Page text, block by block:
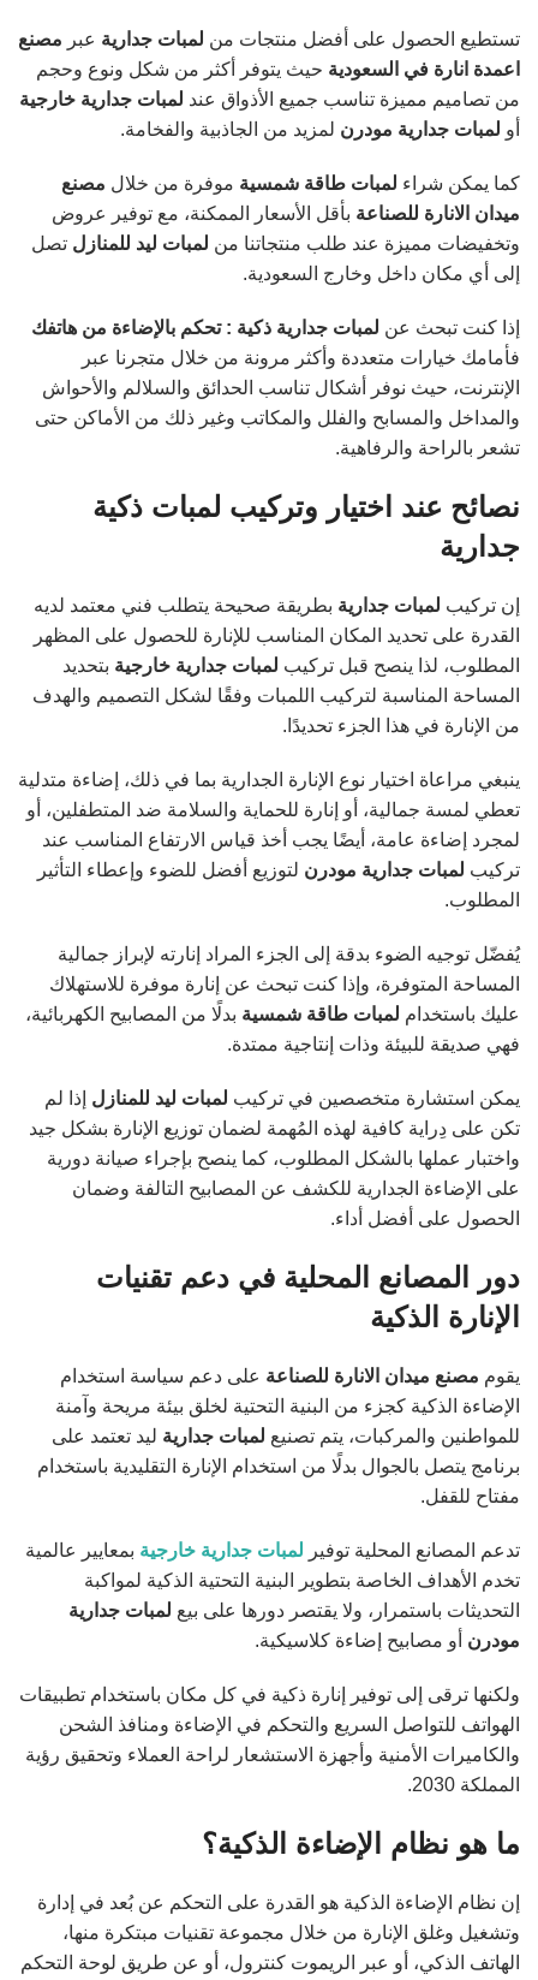
تستطيع الحصول على أفضل منتجات من لمبات جدارية عبر مصنع
اعمدة انارة في السعودية حيث يتوفر أكثر من شكل ونوع وحجم
من تصاميم مميزة تناسب جميع الأذواق عند لمبات جدارية خارجية
أو لمبات جدارية مودرن لمزيد من الجاذبية والفخامة.
كما يمكن شراء لمبات طاقة شمسية موفرة من خلال مصنع
ميدان الانارة للصناعة بأقل الأسعار الممكنة، مع توفير عروض
وتخفيضات مميزة عند طلب منتجاتنا من لمبات ليد للمنازل تصل
إلى أي مكان داخل وخارج السعودية.
إذا كنت تبحث عن لمبات جدارية ذكية : تحكم بالإضاءة من هاتفك
فأمامك خيارات متعددة وأكثر مرونة من خلال متجرنا عبر
الإنترنت، حيث نوفر أشكال تناسب الحدائق والسلالم والأحواش
والمداخل والمسابح والفلل والمكاتب وغير ذلك من الأماكن حتى
تشعر بالراحة والرفاهية.
نصائح عند اختيار وتركيب لمبات ذكية
جدارية
إن تركيب لمبات جدارية بطريقة صحيحة يتطلب فني معتمد لديه
القدرة على تحديد المكان المناسب للإنارة للحصول على المظهر
المطلوب، لذا ينصح قبل تركيب لمبات جدارية خارجية بتحديد
المساحة المناسبة لتركيب اللمبات وفقًا لشكل التصميم والهدف
من الإنارة في هذا الجزء تحديدًا.
ينبغي مراعاة اختيار نوع الإنارة الجدارية بما في ذلك، إضاءة متدلية
تعطي لمسة جمالية، أو إنارة للحماية والسلامة ضد المتطفلين، أو
لمجرد إضاءة عامة، أيضًا يجب أخذ قياس الارتفاع المناسب عند
تركيب لمبات جدارية مودرن لتوزيع أفضل للضوء وإعطاء التأثير
المطلوب.
يُفضّل توجيه الضوء بدقة إلى الجزء المراد إنارته لإبراز جمالية
المساحة المتوفرة، وإذا كنت تبحث عن إنارة موفرة للاستهلاك
عليك باستخدام لمبات طاقة شمسية بدلًا من المصابيح الكهربائية،
فهي صديقة للبيئة وذات إنتاجية ممتدة.
يمكن استشارة متخصصين في تركيب لمبات ليد للمنازل إذا لم
تكن على دِراية كافية لهذه المُهمة لضمان توزيع الإنارة بشكل جيد
واختبار عملها بالشكل المطلوب، كما ينصح بإجراء صيانة دورية
على الإضاءة الجدارية للكشف عن المصابيح التالفة وضمان
الحصول على أفضل أداء.
دور المصانع المحلية في دعم تقنيات
الإنارة الذكية
يقوم مصنع ميدان الانارة للصناعة على دعم سياسة استخدام
الإضاءة الذكية كجزء من البنية التحتية لخلق بيئة مريحة وآمنة
للمواطنين والمركبات، يتم تصنيع لمبات جدارية ليد تعتمد على
برنامج يتصل بالجوال بدلًا من استخدام الإنارة التقليدية باستخدام
مفتاح للقفل.
تدعم المصانع المحلية توفير لمبات جدارية خارجية بمعايير عالمية
تخدم الأهداف الخاصة بتطوير البنية التحتية الذكية لمواكبة
التحديثات باستمرار، ولا يقتصر دورها على بيع لمبات جدارية
مودرن أو مصابيح إضاءة كلاسيكية.
ولكنها ترقى إلى توفير إنارة ذكية في كل مكان باستخدام تطبيقات
الهواتف للتواصل السريع والتحكم في الإضاءة ومنافذ الشحن
والكاميرات الأمنية وأجهزة الاستشعار لراحة العملاء وتحقيق رؤية
المملكة 2030.
ما هو نظام الإضاءة الذكية؟
إن نظام الإضاءة الذكية هو القدرة على التحكم عن بُعد في إدارة
وتشغيل وغلق الإنارة من خلال مجموعة تقنيات مبتكرة منها،
الهاتف الذكي، أو عبر الريموت كنترول، أو عن طريق لوحة التحكم